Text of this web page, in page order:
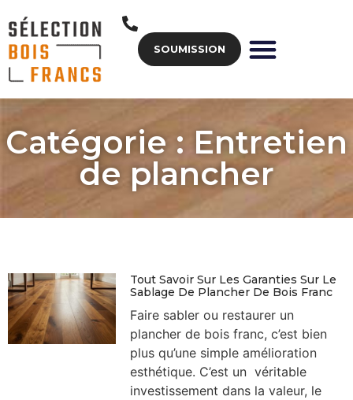
SOUMISSION
Catégorie : Entretien
de plancher
Tout Savoir Sur Les Garanties Sur Le
Sablage De Plancher De Bois Franc
Faire sabler ou restaurer un
plancher de bois franc, c’est bien
plus qu’une simple amélioration
esthétique. C’est un véritable
investissement dans la valeur, le